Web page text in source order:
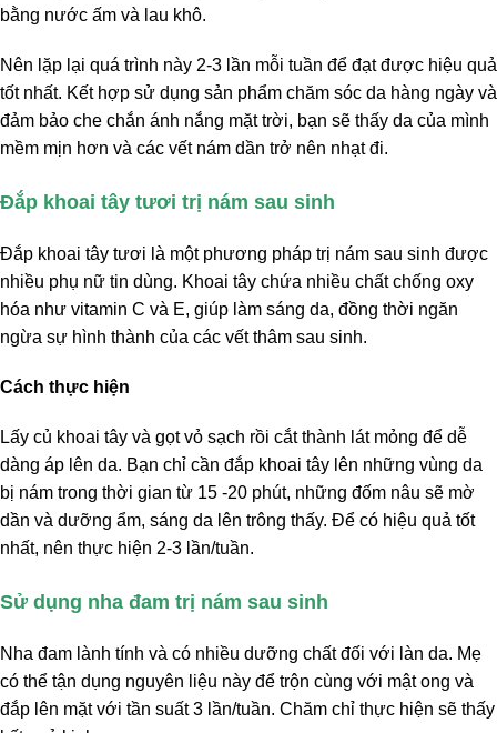
bằng nước ấm và lau khô.
Nên lặp lại quá trình này 2-3 lần mỗi tuần để đạt được hiệu quả
tốt nhất. Kết hợp sử dụng sản phẩm chăm sóc da hàng ngày và
đảm bảo che chắn ánh nắng mặt trời, bạn sẽ thấy da của mình
mềm mịn hơn và các vết nám dần trở nên nhạt đi.
Đắp khoai tây tươi trị nám sau sinh
Đắp khoai tây tươi là một phương pháp trị nám sau sinh được
nhiều phụ nữ tin dùng. Khoai tây chứa nhiều chất chống oxy
hóa như vitamin C và E, giúp làm sáng da, đồng thời ngăn
ngừa sự hình thành của các vết thâm sau sinh.
Cách thực hiện
Lấy củ khoai tây và gọt vỏ sạch rồi cắt thành lát mỏng để dễ
dàng áp lên da. Bạn chỉ cần đắp khoai tây lên những vùng da
bị nám trong thời gian từ 15 -20 phút, những đốm nâu sẽ mờ
dần và dưỡng ẩm, sáng da lên trông thấy. Để có hiệu quả tốt
nhất, nên thực hiện 2-3 lần/tuần.
Sử dụng nha đam trị nám sau sinh
Nha đam lành tính và có nhiều dưỡng chất đối với làn da. Mẹ
có thể tận dụng nguyên liệu này để trộn cùng với mật ong và
đắp lên mặt với tần suất 3 lần/tuần. Chăm chỉ thực hiện sẽ thấy